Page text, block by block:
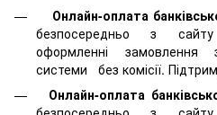
Онлайн-оплата
безпосередньо з сайту
оформленні замовлення
системи
без комісії.
Онлайн-оплата